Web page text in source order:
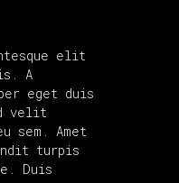
elit
A
eget duis
velit
sem. Amet
turpis
Duis